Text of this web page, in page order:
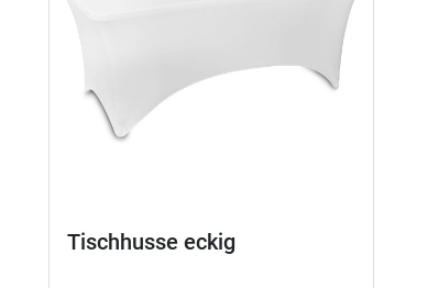
Tischhusse eckig